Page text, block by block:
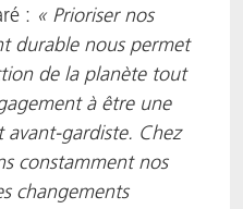
: « Prioriser nos
durable nous permet
de la planète tout
à être une
avant-gardiste. Chez
constamment nos
changements